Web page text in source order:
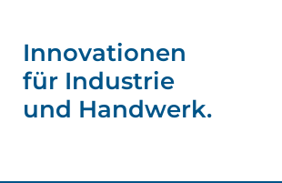
Innovationen
für Industrie
und Handwerk.